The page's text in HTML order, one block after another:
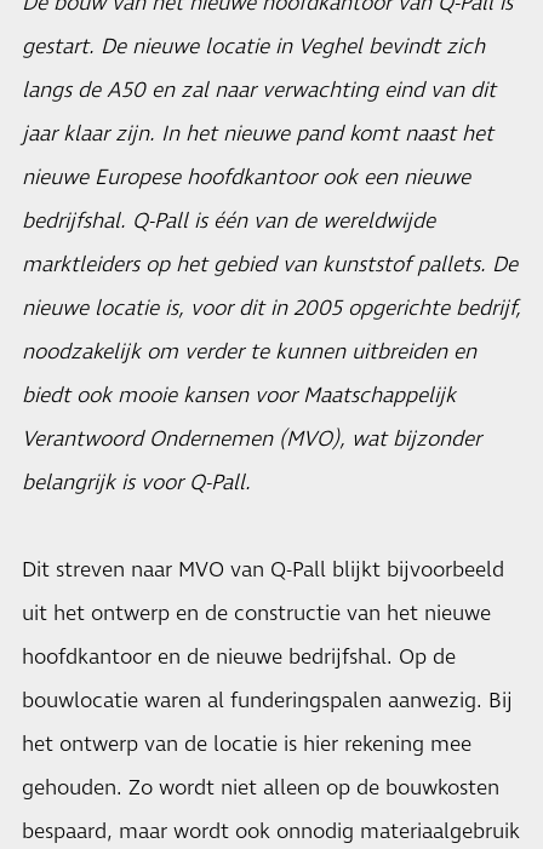
gestart. De nieuwe locatie in Veghel bevindt zich
langs de A50 en zal naar verwachting eind van dit
jaar klaar zijn. In het nieuwe pand komt naast het
nieuwe Europese hoofdkantoor ook een nieuwe
bedrijfshal. Q-Pall is één van de wereldwijde
marktleiders op het gebied van kunststof pallets. De
nieuwe locatie is, voor dit in 2005 opgerichte bedrijf,
noodzakelijk om verder te kunnen uitbreiden en
biedt ook mooie kansen voor Maatschappelijk
Verantwoord Ondernemen (MVO), wat bijzonder
belangrijk is voor Q-Pall.
Dit streven naar MVO van Q-Pall blijkt bijvoorbeeld
uit het ontwerp en de constructie van het nieuwe
hoofdkantoor en de nieuwe bedrijfshal. Op de
bouwlocatie waren al funderingspalen aanwezig. Bij
het ontwerp van de locatie is hier rekening mee
gehouden. Zo wordt niet alleen op de bouwkosten
bespaard, maar wordt ook onnodig materiaalgebruik